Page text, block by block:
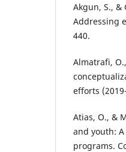
Akgun, S.,
Addressing
440.
Almatrafi,
efforts
Atias, O., &
and youth:
programs.